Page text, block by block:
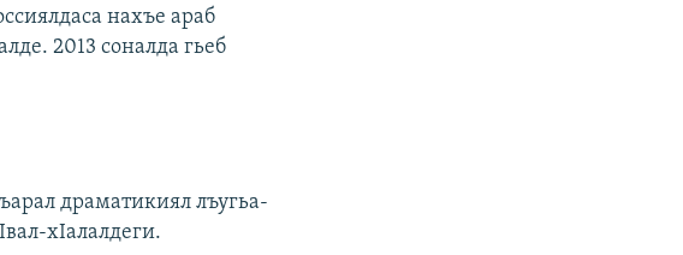
нахъе араб
2013 соналда гьеб
драматикиял лъугьа-
хIалалдеги.